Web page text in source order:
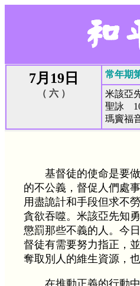
7月19日
（ 六 ）
常年期
米該亞
聖詠
瑪竇福
基督徒的使命是要
的不公義，督促人們處
用盡詭計和手段但求不
貪欲吞噬。米該亞先知
懲罰那些不義的人。今
督徒有需要努力指正，
奪取別人的維生資源，
在推動正義的行動